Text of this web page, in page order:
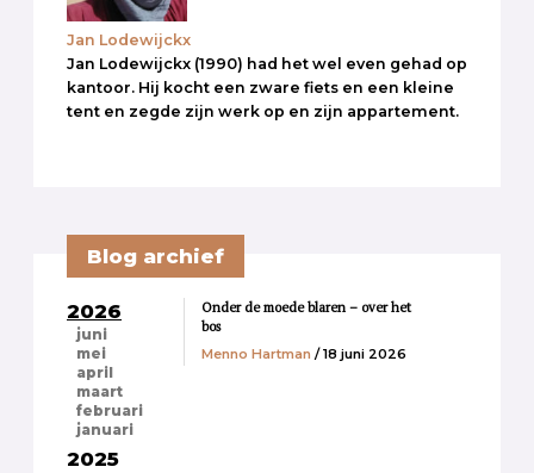
Jan Lodewijckx
Jan Lodewijckx (1990) had het wel even gehad op
kantoor. Hij kocht een zware fiets en een kleine
tent en zegde zijn werk op en zijn appartement.
Blog archief
2026
juni
mei
april
maart
februari
januari
2025
Onder de moede blaren – over het
bos
Menno Hartman / 18 juni 2026